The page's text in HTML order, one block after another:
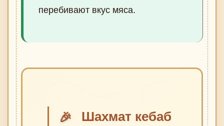
перебивают вкус мяса.
🎉
Шахмат кебаб